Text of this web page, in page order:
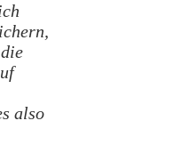
also